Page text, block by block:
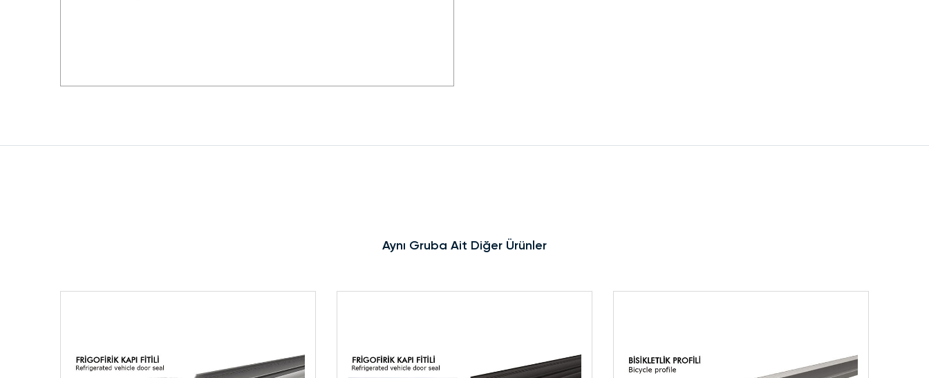
Aynı Gruba Ait Diğer Ürünler